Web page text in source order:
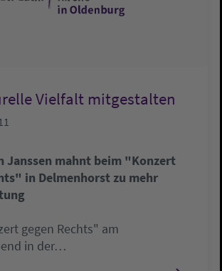
Vielfalt mitgestalten
Janssen mahnt beim "Konzert
in Delmenhorst zu mehr
gegen Rechts" am
in der…